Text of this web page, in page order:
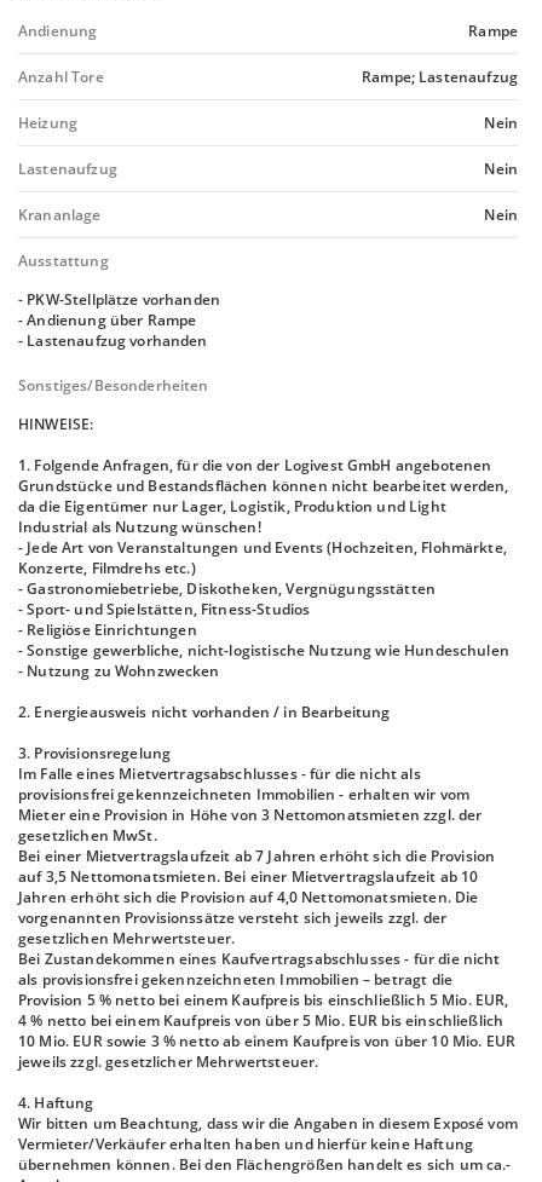
Andienung Rampe
Anzahl Tore Rampe; Lastenaufzug
Heizung Nein
Lastenaufzug Nein
Krananlage Nein
Ausstattung
- PKW-Stellplätze vorhanden
- Andienung über Rampe
- Lastenaufzug vorhanden
Sonstiges/Besonderheiten
HINWEISE:
1. Folgende Anfragen, für die von der Logivest GmbH angebotenen
Grundstücke und Bestandsflächen können nicht bearbeitet werden,
da die Eigentümer nur Lager, Logistik, Produktion und Light
Industrial als Nutzung wünschen!
- Jede Art von Veranstaltungen und Events (Hochzeiten, Flohmärkte,
Konzerte, Filmdrehs etc.)
- Gastronomiebetriebe, Diskotheken, Vergnügungsstätten
- Sport- und Spielstätten, Fitness-Studios
- Religiöse Einrichtungen
- Sonstige gewerbliche, nicht-logistische Nutzung wie Hundeschulen
- Nutzung zu Wohnzwecken
2. Energieausweis nicht vorhanden / in Bearbeitung
3. Provisionsregelung
Im Falle eines Mietvertragsabschlusses - für die nicht als
provisionsfrei gekennzeichneten Immobilien - erhalten wir vom
Mieter eine Provision in Höhe von 3 Nettomonatsmieten zzgl. der
gesetzlichen MwSt.
Bei einer Mietvertragslaufzeit ab 7 Jahren erhöht sich die Provision
auf 3,5 Nettomonatsmieten. Bei einer Mietvertragslaufzeit ab 10
Jahren erhöht sich die Provision auf 4,0 Nettomonatsmieten. Die
vorgenannten Provisionssätze versteht sich jeweils zzgl. der
gesetzlichen Mehrwertsteuer.
Bei Zustandekommen eines Kaufvertragsabschlusses - für die nicht
als provisionsfrei gekennzeichneten Immobilien – betragt die
Provision 5 % netto bei einem Kaufpreis bis einschließlich 5 Mio. EUR,
4 % netto bei einem Kaufpreis von über 5 Mio. EUR bis einschließlich
10 Mio. EUR sowie 3 % netto ab einem Kaufpreis von über 10 Mio. EUR
jeweils zzgl. gesetzlicher Mehrwertsteuer.
4. Haftung
Wir bitten um Beachtung, dass wir die Angaben in diesem Exposé vom
Vermieter/Verkäufer erhalten haben und hierfür keine Haftung
übernehmen können. Bei den Flächengrößen handelt es sich um ca.-